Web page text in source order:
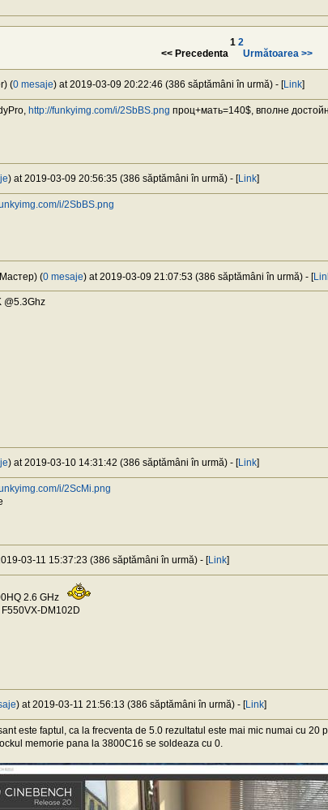
1 2
<< Precedenta
Următoarea >>
(0 mesaje) at 2019-03-09 20:22:46 (386 săptămâni în urmă) - [Link]
http://funkyimg.com/i/2SbBS.png проц+мать=140$, вполне
) at 2019-03-09 20:56:35 (386 săptămâni în urmă) - [Link]
i/2SbBS.png
(0 mesaje) at 2019-03-09 21:07:53 (386 săptămâni în urmă) - [
@5.3Ghz
) at 2019-03-10 14:31:42 (386 săptămâni în urmă) - [Link]
i/2ScMi.png
03-11 15:37:23 (386 săptămâni în urmă) - [Link]
2.6 GHz
DM102D
) at 2019-03-11 21:56:13 (386 săptămâni în urmă) - [Link]
este faptul, ca la frecventa de 5.0 rezultatul este mai mic numai cu
memorie pana la 3800C16 se soldeaza cu 0.